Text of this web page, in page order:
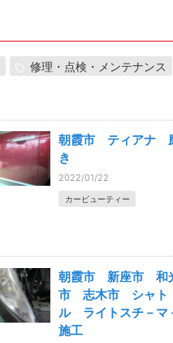
修理・点検・メンテナンス
朝霞市 ティアナ
き
2022/01/22
カービューティー
朝霞市 新座市 和
市 志木市 シャト
ル ライトスチ－マ
施工